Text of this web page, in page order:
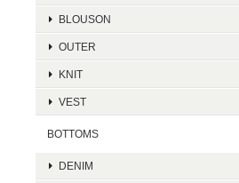
BLOUSON
OUTER
KNIT
VEST
BOTTOMS
DENIM